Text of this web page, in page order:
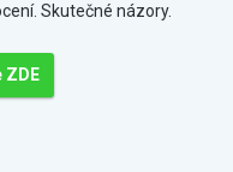
Skutečné názory.
ZDE